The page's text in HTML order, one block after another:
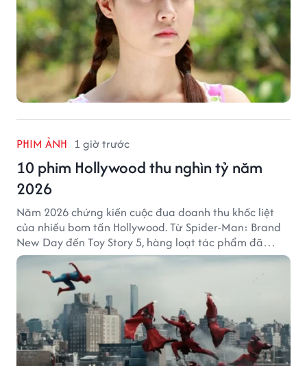
PHIM ẢNH 1 giờ trước
10 phim Hollywood thu nghìn tỷ năm
2026
Năm 2026 chứng kiến cuộc đua doanh thu khốc liệt
của nhiều bom tấn Hollywood. Từ Spider-Man: Brand
New Day đến Toy Story 5, hàng loạt tác phẩm đã
mang về hàng chục nghìn tỷ đồng và tạo nên những
cột mốc đáng nhớ tại phòng vé toàn cầu.